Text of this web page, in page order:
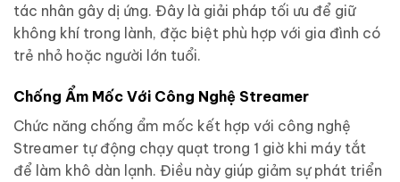
tác nhân gây dị ứng. Đây là giải pháp tối ưu để giữ
không khí trong lành, đặc biệt phù hợp với gia đình có
trẻ nhỏ hoặc người lớn tuổi.
Chống Ẩm Mốc Với Công Nghệ Streamer
Chức năng chống ẩm mốc kết hợp với công nghệ
Streamer tự động chạy quạt trong 1 giờ khi máy tắt
để làm khô dàn lạnh. Điều này giúp giảm sự phát triển